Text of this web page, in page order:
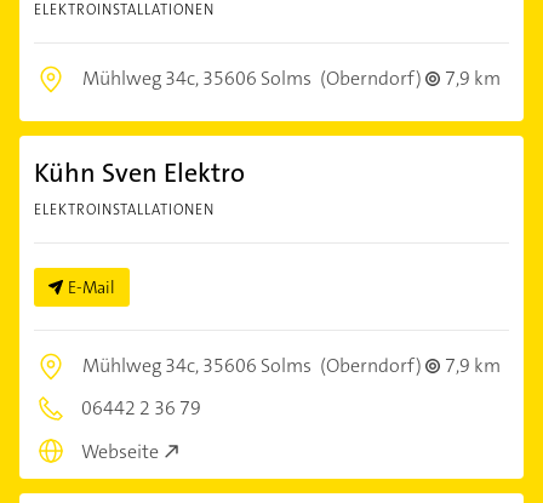
ELEKTROINSTALLATIONEN
Mühlweg 34c,35606 Solms (Oberndorf) 7,9 km
Kühn Sven Elektro
ELEKTROINSTALLATIONEN
E-Mail
Mühlweg 34c,35606 Solms (Oberndorf)
7,9 km
06442 2 36 79
Webseite